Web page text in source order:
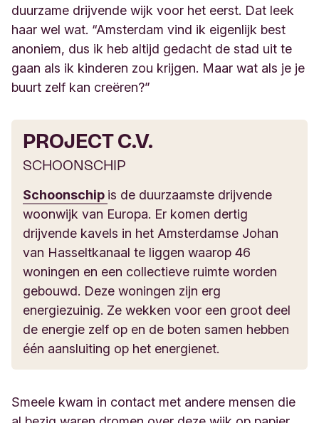
duurzame drijvende wijk voor het eerst. Dat leek
haar wel wat. “Amsterdam vind ik eigenlijk best
anoniem, dus ik heb altijd gedacht de stad uit te
gaan als ik kinderen zou krijgen. Maar wat als je je
buurt zelf kan creëren?”
PROJECT C.V.
SCHOONSCHIP
Schoonschip is de duurzaamste drijvende
woonwijk van Europa. Er komen dertig
drijvende kavels in het Amsterdamse Johan
van Hasseltkanaal te liggen waarop 46
woningen en een collectieve ruimte worden
gebouwd. Deze woningen zijn erg
energiezuinig. Ze wekken voor een groot deel
de energie zelf op en de boten samen hebben
één aansluiting op het energienet.
Smeele kwam in contact met andere mensen die